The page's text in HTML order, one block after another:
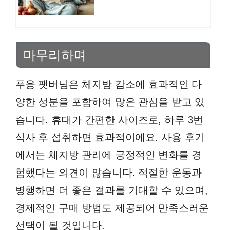
마무리하며
푸응 팻버닝은 체지방 감소에 효과적인 다
양한 성분을 포함하여 많은 관심을 받고 있
습니다. 휴대가 간편한 사이즈로, 하루 3번
식사 후 섭취하면 효과적이에요. 사용 후기
에서는 체지방 관리에 긍정적인 변화를 경
험했다는 의견이 많습니다. 적절한 운동과
병행하면 더 좋은 결과를 기대할 수 있으며,
경제적인 구매 방법도 제공되어 만족스러운
선택이 될 것입니다.